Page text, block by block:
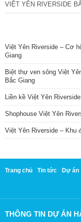
VIỆT YÊN RIVERSIDE
Việt Yên Riverside – Cơ
Giang
Biệt thự ven sông Việt
Bắc Giang
Liền kề Việt Yên
Shophouse Việt Yên
Việt Yên Riverside – Khu
Trang chủ Tin tức Dự án
THÔNG TIN DỰ ÁN